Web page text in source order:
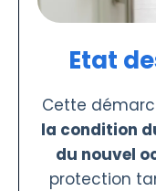
Etat
Cette
la condition
du nouvel
protection